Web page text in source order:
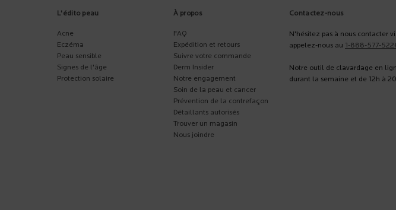
L'édito peau
Acne
Eczéma
Peau sensible
Signes de l'âge
Protection solaire
À propos
FAQ
Expédition et retours
Suivre votre commande
Derm Insider
Notre engagement
Soin de la peau et cancer
Prévention de la contrefaçon
Détaillants autorisés
Trouver un magasin
Nous joindre
Contactez-nous
N'hésitez pas à nous contacter
appelez-nous au 1-888-577-
Notre outil de clavardage en
durant la semaine et de 12h à